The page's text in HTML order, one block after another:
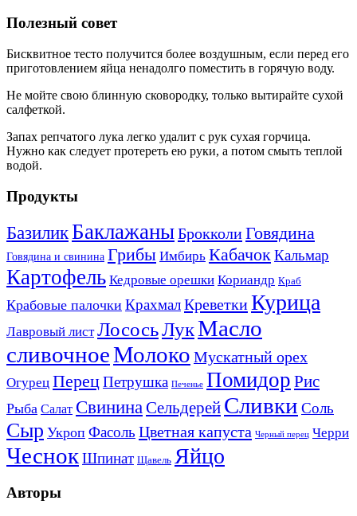
Полезный совет
Бисквитное тесто получится более воздушным, если перед его
приготовлением яйца ненадолго поместить в горячую воду.
Не мойте свою блинную сковородку, только вытирайте сухой
салфеткой.
Запах репчатого лука легко удалит с рук сухая горчица.
Нужно как следует протереть ею руки, а потом смыть теплой
водой.
Продукты
БазиликБаклажаныБрокколиГовядина
Говядина и свинина Грибы Имбирь КабачокКальмар
Картофель Кедровые орешки Кориандр Краб
Крабовые палочки КрахмалКреветкиКурица
Лавровый лист ЛососьЛукМасло
сливочноеМолоко Мускатный орех
Огурец ПерецПетрушка Печенье Помидор Рис
Рыба Салат СвининаСельдерей Сливки Соль
Сыр Укроп Фасоль Цветная капуста Черный перец Черри
ЧеснокШпинат Щавель Яйцо
Авторы